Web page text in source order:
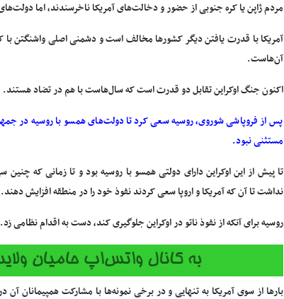
مردم ژاپن یا کره جنوبی از حضور و دخالت‌های آمریکا ناخرسندند، اما
آمریکا با قدرت یافتن دیگر کشورها مخالف است و دشمنی اصلی واشنگتن
آن‌هاست.
اکنون جنگ اوکراین تقابل دو قدرت است که سال‌هاست با هم در تضاد هستند.
پس از فروپاشی شوروی، روسیه سعی کرد تا دولت‌های همسو با روسیه در
مستثنی نبود.
تا پیش از این اوکراین دارای دولتی همسو با روسیه بود و تا زمانی که
نداشت تا آن که آمریکا و اروپا سعی کردند نفوذ خود را در منطقه افزایش دهند.
روسیه برای آنکه از نفوذ ناتو در اوکراین جلوگیری کند، دست به اقدام نظامی زد.
بارها از سوی آمریکا به تنهایی و در برخی نمونه‌ها با مشارکت همپیمانان